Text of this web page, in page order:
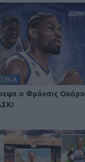
ο Φράνσις Οκόρο